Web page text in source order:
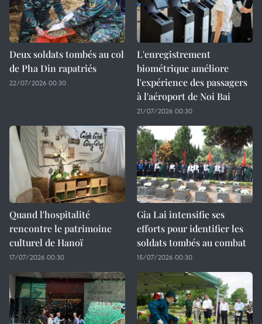
Deux soldats tombés au col
de Pha Din rapatriés
22/07/2026 00:30
L'enregistrement
biométrique améliore
l'expérience des passagers
à l'aéroport de Noi Bai
21/07/2026 00:30
Quand l'hospitalité
rencontre le patrimoine
culturel de Hanoï
17/07/2026 00:30
Gia Lai intensifie ses
efforts pour identifier les
soldats tombés au combat
15/07/2026 00:30